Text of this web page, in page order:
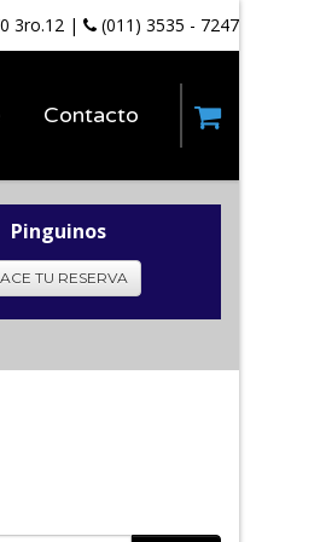
3ro.12 | (011) 3535 - 7247
Contacto
Pinguinos
TU RESERVA